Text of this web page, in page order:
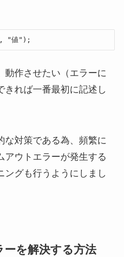
"値");
動作させたい（エラーに
きれば一番最初に記述し
な対策である為、頻繁に
アウトエラーが発生する
ングも行うようにしまし
を解決する方法